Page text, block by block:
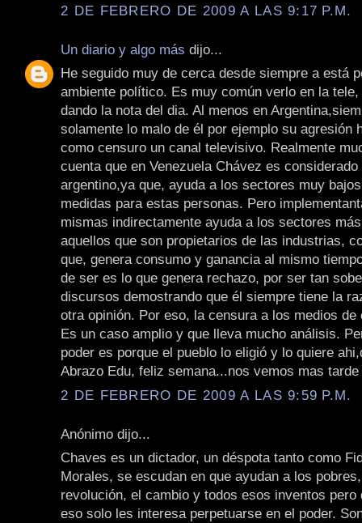
2 DE FEBRERO DE 2009 A LAS 9:17 P.M.
Un diario y algo más dijo...
He seguido muy de cerca desde siempre a está
ambiente político. Es muy común verlo en la
dando la nota del dia. Al menos en
solamente lo malo de él por ejemplo su agresión
como censuro un canal televisivo. Realmente
cuenta que en Venezuela Chávez es considerado
argentino,ya que, ayuda a los sectores muy
medidas para estas personas. Pero
mismas indirectamente ayuda a los sectores
aquellos que son propietarios de las industrias,
que, genera consumo y ganancia al mismo
de ser es lo que genera rechazo, por ser tan
discursos demostrando que él siempre tiene la
otra opinión. Por eso, la censura a los medios de
Es un caso amplio y que lleva mucho análisis.
poder es porque el pueblo lo eligió y lo quiere
Abrazo Edu, feliz semana...nos vemos mas tarde
2 DE FEBRERO DE 2009 A LAS 9:59 P.M.
Anónimo dijo...
Chaves es un dictador, un déspota tanto como
Morales, se escudan en que ayudan a los
revolución, el cambio y todos esos inventos pero
eso solo les interesa perpetuarse en el poder.